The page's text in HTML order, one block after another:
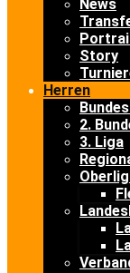
News
Story
Herren
2.
3. Liga